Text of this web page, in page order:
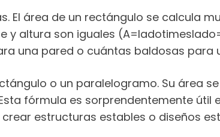
El área de un rectángulo se calcula
y altura son iguales
una pared o cuántas baldosas para
o un paralelogramo. Su área
fórmula es sorprendentemente útil
estructuras estables o diseños